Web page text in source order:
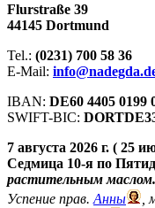
Flurstraße 39
44145 Dortmund
Tel.: (0231) 700 58 36
E-Mail:
IBAN: DE60 4405 0199
SWIFT-BIC:
7 августа 2026 г. ( 25
Седмица 10-я по
растительным маслом.
Успение прав. Анны